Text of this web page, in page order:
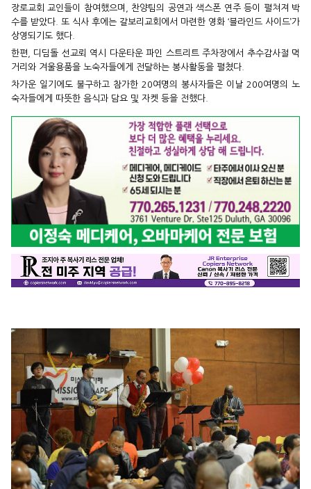
장로교회 교인들이 참여했으며, 찬양팀의 공연과 색스폰 연주 등이 펼쳐져 박
수를 받았다. 또 식사 후에는 갈보리교회에서 마련한 영화 ‘블라인드 사이드’가
상영되기도 했다.
한편, 디딤돌 선교뢰 역시 다운타운 파인 스트리트 주차장에서 추수감사절 먹
거리와 겨울용품을 노숙자들에게 전달하는 봉사활동을 펼쳤다.
차가운 일기에도 불구하고 참가한 20여명의 봉사자들은 이날 200여명의 노
숙자들에게 따뜻한 음식과 담요 및 자켓 등을 전했다.